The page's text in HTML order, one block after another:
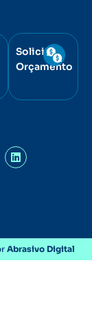
Solicite
Orçamento
Abrasivo Digital